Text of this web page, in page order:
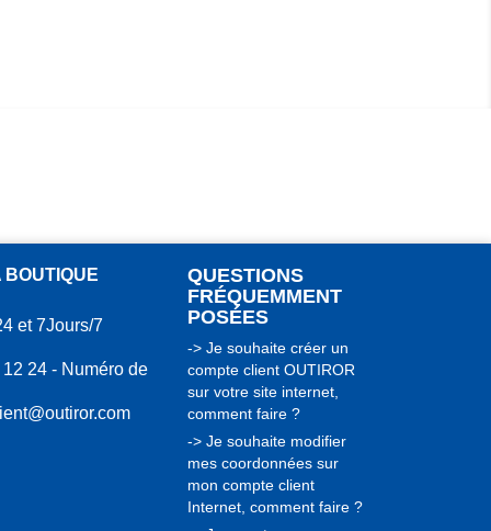
BOUTIQUE
et 7Jours/7
24 - Numéro de
QUESTIONS
FRÉQUEMMENT
POSÉES
-> Je souhaite créer un
compte client OUTIROR
sur votre site internet,
comment faire ?
-> Je souhaite modifier
mes coordonnées sur
mon compte client
Internet, comment faire ?